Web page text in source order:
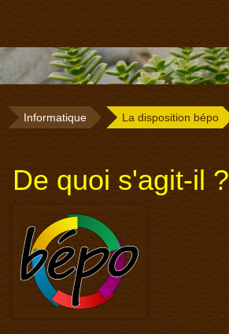
Informatique La disposition bépo
De quoi s'agit-il ?